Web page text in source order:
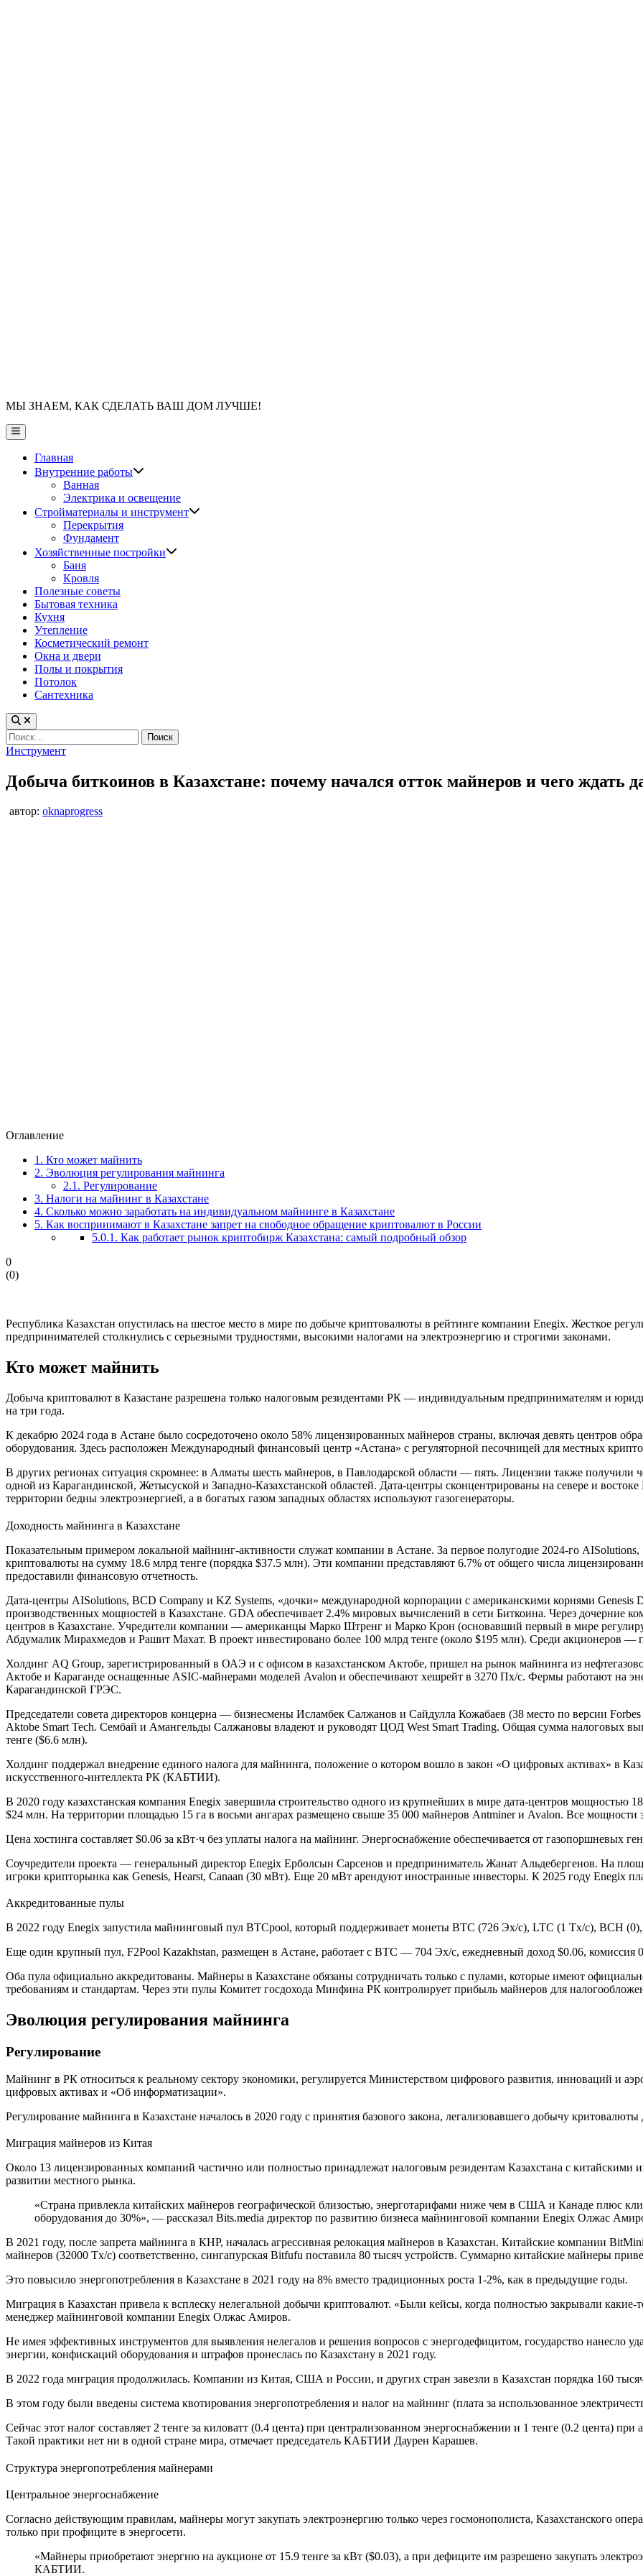
МЫ ЗНАЕМ, КАК СДЕЛАТЬ ВАШ ДОМ ЛУЧШЕ!
Главное
меню
Главная
Внутренние работы
Ванная
Электрика и освещение
Стройматериалы и инструмент
Перекрытия
Фундамент
Хозяйственные постройки
Баня
Кровля
Полезные советы
Бытовая техника
Кухня
Утепление
Косметический ремонт
Окна и двери
Полы и покрытия
Потолок
Сантехника
Найти:
Опубликовано
Инструмент
Добыча биткоинов в Казахстане: почему начался отток майнеров и чего ждать
автор: oknaprogress
Оглавление
1. Кто может майнить
2. Эволюция регулирования майнинга
2.1. Регулирование
3. Налоги на майнинг в Казахстане
4. Сколько можно заработать на индивидуальном майнинге в Казахстане
5. Как воспринимают в Казахстане запрет на свободное обращение криптовалют в России
5.0.1. Как работает рынок криптобирж Казахстана: самый подробный обзор
0
(0)
Республика Казахстан опустилась на шестое место в мире по добыче криптовалюты в рейтинге компании Enegix. Жесткое
предпринимателей столкнулись с серьезными трудностями, высокими налогами на электроэнергию и строгими законами.
Кто может майнить
Добыча криптовалют в Казастане разрешена только налоговым резидентами РК — индивидуальным предпринимателям и
на три года.
К декабрю 2024 года в Астане было сосредоточено около 58% лицензированных майнеров страны, включая девять центров
оборудования. Здесь расположен Международный финансовый центр «Астана» с регуляторной песочницей для местных
В других регионах ситуация скромнее: в Алматы шесть майнеров, в Павлодарской области — пять. Лицензии также
одной из Карагандинской, Жетысуской и Западно-Казахстанской областей. Дата-центры сконцентрированы на севере и
территории бедны электроэнергией, а в богатых газом западных областях используют газогенераторы.
Доходность майнинга в Казахстане
Показательным примером локальной майнинг-активности служат компании в Астане. За первое полугодие 2024-го
криптовалюты на сумму 18.6 млрд тенге (порядка $37.5 млн). Эти компании представляют 6.7% от общего числа
предоставили финансовую отчетность.
Дата-центры AISolutions, BCD Company и KZ Systems, «дочки» международной корпорации с американскими корнями Genesis
производственных мощностей в Казахстане. GDA обеспечивает 2.4% мировых вычислений в сети Биткоина. Через дочерние
центров в Казахстане. Учредители компании — американцы Марко Штренг и Марко Крон (основавший первый в мире
Абдумалик Мирахмедов и Рашит Махат. В проект инвестировано более 100 млрд тенге (около $195 млн). Среди акционеров —
Холдинг AQ Group, зарегистрированный в ОАЭ и с офисом в казахстанском Актобе, пришел на рынок майнинга из
Актобе и Караганде оснащенные ASIC-майнерами моделей Avalon и обеспечивают хешрейт в 3270 Пх/с. Фермы работают на
Карагандинской ГРЭС.
Председатели совета директоров концерна — бизнесмены Исламбек Салжанов и Сайдулла Кожабаев (38 место по версии
Aktobe Smart Tech. Сембай и Амангельды Салжановы владеют и руководят ЦОД West Smart Trading. Общая сумма налоговых
тенге ($6.6 млн).
Холдинг поддержал внедрение единого налога для майнинга, положение о котором вошло в закон «О цифровых активах» в
искусственного-интеллекта РК (КАБТИИ).
В 2020 году казахстанская компания Enegix завершила строительство одного из крупнейших в мире дата-центров мощностью
$24 млн. На территории площадью 15 га в восьми ангарах размещено свыше 35 000 майнеров Antminer и Avalon. Все мощности
Цена хостинга составляет $0.06 за кВт·ч без уплаты налога на майнинг. Энергоснабжение обеспечивается от газопоршневых
Соучредители проекта — генеральный директор Enegix Ерболсын Сарсенов и предприниматель Жанат Альдебергенов. На
игроки крипторынка как Genesis, Hearst, Canaan (30 мВт). Еще 20 мВт арендуют иностранные инвесторы. К 2025 году Enegix
Аккредитованные пулы
В 2022 году Enegix запустила майнинговый пул BTCpool, который поддерживает монеты BTC (726 Эх/с), LTC (1 Tx/c), BCH
Еще один крупный пул, F2Pool Kazakhstan, размещен в Астане, работает с BTC — 704 Эх/с, ежедневный доход $0.06, комиссия
Оба пула официально аккредитованы. Майнеры в Казахстане обязаны сотрудничать только с пулами, которые имеют
требованиям и стандартам. Через эти пулы Комитет госдохода Минфина РК контролирует прибыль майнеров для
Эволюция регулирования майнинга
Регулирование
Майнинг в РК относиться к реальному сектору экономики, регулируется Министерством цифрового развития, инноваций
цифровых активах и «Об информатизации».
Регулирование майнинга в Казахстане началось в 2020 году с принятия базового закона, легализовавшего добычу
Миграция майнеров из Китая
Около 13 лицензированных компаний частично или полностью принадлежат налоговым резидентам Казахстана с
развитии местного рынка.
«Страна привлекла китайских майнеров географической близостью, энерготарифами ниже чем в США и Канаде плюс
оборудования до 30%», — рассказал Bits.media директор по развитию бизнеса майнинговой компании Enegix Олжас
В 2021 году, после запрета майнинга в КНР, началась агрессивная релокация майнеров в Казахстан. Китайские компании
майнеров (32000 Tx/c) соответственно, сингапурская Bitfufu поставила 80 тысяч устройств. Суммарно китайские майнеры
Это повысило энергопотребления в Казахстане в 2021 году на 8% вместо традиционных роста 1-2%, как в предыдущие годы.
Миграция в Казахстан привела к всплеску нелегальной добычи криптовалют. «Были кейсы, когда полностью закрывали
менеджер майнинговой компании Enegix Олжас Амиров.
Не имея эффективных инструментов для выявления нелегалов и решения вопросов с энергодефицитом, государство нанесло
энергии, конфискаций оборудования и штрафов пронеслась по Казахстану в 2021 году.
В 2022 года миграция продолжилась. Компании из Китая, США и России, и других стран завезли в Казахстан порядка 160
В этом году были введены система квотирования энергопотребления и налог на майнинг (плата за использованное
Сейчас этот налог составляет 2 тенге за киловатт (0.4 цента) при централизованном энергоснабжении и 1 тенге (0.2 цента)
Такой практики нет ни в одной стране мира, отмечает председатель КАБТИИ Даурен Карашев.
Структура энергопотребления майнерами
Центральное энергоснабжение
Согласно действующим правилам, майнеры могут закупать электроэнергию только через госмонополиста, Казахстанского
только при профиците в энергосети.
«Майнеры приобретают энергию на аукционе от 15.9 тенге за кВт ($0.03), а при дефиците им разрешено закупать
КАБТИИ.